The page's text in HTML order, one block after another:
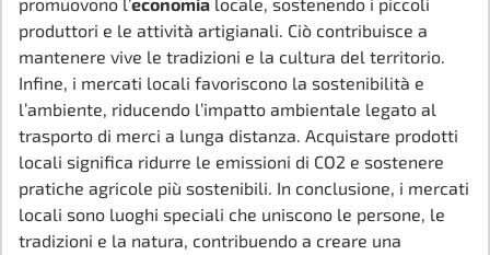
promuovono l’economia locale, sostenendo i piccoli
produttori e le attività artigianali. Ciò contribuisce a
mantenere vive le tradizioni e la cultura del territorio.
Infine, i mercati locali favoriscono la sostenibilità e
l’ambiente, riducendo l’impatto ambientale legato al
trasporto di merci a lunga distanza. Acquistare prodotti
locali significa ridurre le emissioni di CO2 e sostenere
pratiche agricole più sostenibili. In conclusione, i mercati
locali sono luoghi speciali che uniscono le persone, le
tradizioni e la natura, contribuendo a creare una